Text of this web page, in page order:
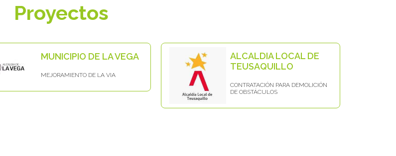
Proyectos
MUNICIPIO DE LA VEGA
MEJORAMIENTO DE LA VIA
ALCALDIA LOCAL DE
TEUSAQUILLO
CONTRATACIÓN PARA DEMOLICIÓN
DE OBSTÁCULOS